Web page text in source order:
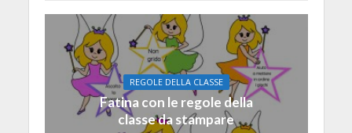
REGOLE DELLA CLASSE
Fatina con le regole della
classe da stampare